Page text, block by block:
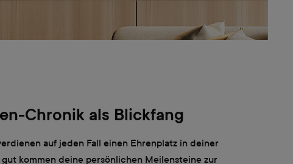
Chronik als Blickfang
auf jeden Fall einen Ehrenplatz in deiner
gut kommen deine persönlichen Meilensteine zur